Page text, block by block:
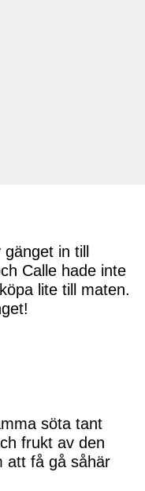
in till
Calle hade inte
lite till maten.
söta tant
frukt av den
att få gå såhär